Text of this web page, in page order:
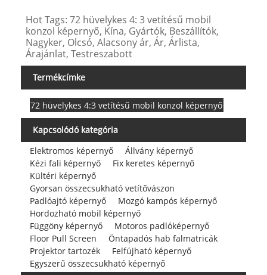
Hot Tags: 72 hüvelykes 4: 3 vetítésű mobil
konzol képernyő, Kína, Gyártók, Beszállítók,
Nagyker, Olcsó, Alacsony ár, Ár, Árlista,
Árajánlat, Testreszabott
Termékcímke
72 hüvelykes 4:3 vetítésű mobil konzol képernyő
Kapcsolódó kategória
Elektromos képernyő
Állvány képernyő
Kézi fali képernyő
Fix keretes képernyő
Kültéri képernyő
Gyorsan összecsukható vetítővászon
Padlóajtó képernyő
Mozgó kampós képernyő
Hordozható mobil képernyő
Függöny képernyő
Motoros padlóképernyő
Floor Pull Screen
Öntapadós hab falmatricák
Projektor tartozék
Felfújható képernyő
Egyszerű összecsukható képernyő